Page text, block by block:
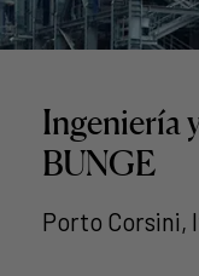
Ingeniería
BUNGE
Porto Corsini,